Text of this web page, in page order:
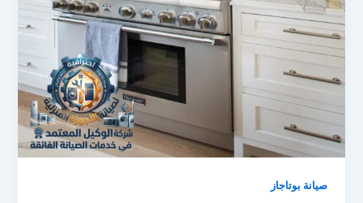
صيانة بوتاجاز